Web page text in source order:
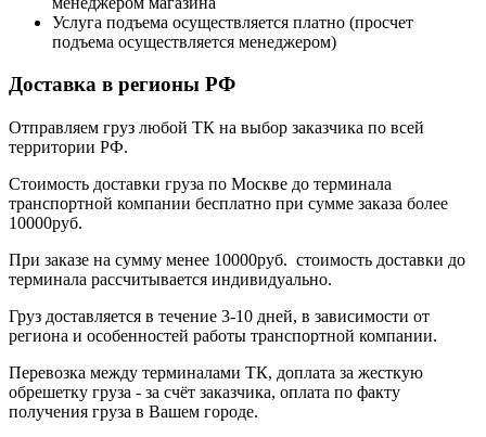
Услуга подъема осуществляется платно (просчет
подъема осуществляется менеджером)
Доставка в регионы РФ
Отправляем груз любой ТК на выбор заказчика по всей
территории РФ.
Стоимость доставки груза по Москве до терминала
транспортной компании бесплатно при сумме заказа более
10000руб.
При заказе на сумму менее 10000руб. стоимость доставки до
терминала рассчитывается индивидуально.
Груз доставляется в течение 3-10 дней, в зависимости от
региона и особенностей работы транспортной компании.
Перевозка между терминалами ТК, доплата за жесткую
обрешетку груза - за счёт заказчика, оплата по факту
получения груза в Вашем городе.